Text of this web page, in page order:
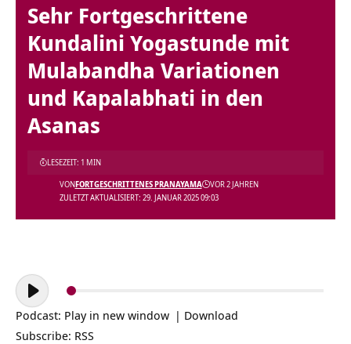
Sehr Fortgeschrittene
Kundalini Yogastunde mit
Mulabandha Variationen
und Kapalabhati in den
Asanas
ZULETZT AKTUALISIERT: 29. JANUAR 2025 09:03
VONFORTGESCHRITTENES PRANAYAMA VOR 2 JAHREN
LESEZEIT: 1 MIN
Audio-
Player
Podcast: Play in new window | Download
Subscribe: RSS